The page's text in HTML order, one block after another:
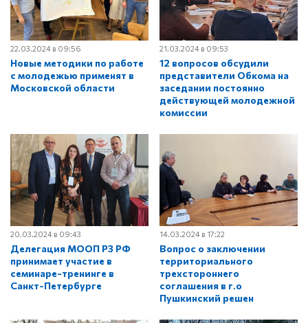
22.03.2024 в 09:56
Новые методики по работе
с молодежью применят в
Московской области
21.03.2024 в 09:53
12 вопросов обсудили
представители Обкома на
заседании постоянно
действующей молодежной
комиссии
20.03.2024 в 09:43
Делегация МООП РЗ РФ
принимает участие в
семинаре-тренинге в
Санкт-Петербурге
14.03.2024 в 17:22
Вопрос о заключении
территориального
трехстороннего
соглашения в г.о
Пушкинский решен